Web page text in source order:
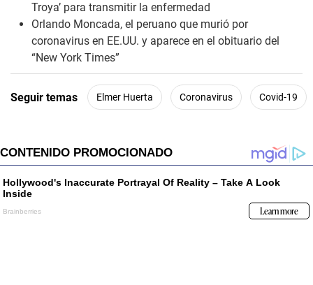
Troya’ para transmitir la enfermedad
Orlando Moncada, el peruano que murió por
coronavirus en EE.UU. y aparece en el obituario del
“New York Times”
Seguir temas Elmer Huerta Coronavirus Covid-19